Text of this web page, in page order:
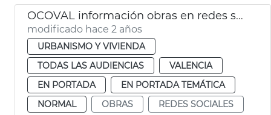
OCOVAL información obras en redes sociales
modificado hace 2 años
URBANISMO Y VIVIENDA
TODAS LAS AUDIENCIAS
VALENCIA
EN PORTADA
EN PORTADA TEMÁTICA
NORMAL
OBRAS
REDES SOCIALES